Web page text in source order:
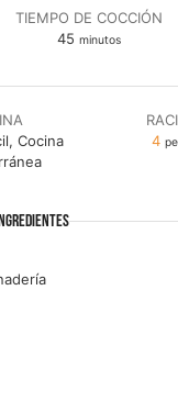
TIEMPO DE COCCIÓN
45minutos
minutos
Cocina
4
INGREDIENTES